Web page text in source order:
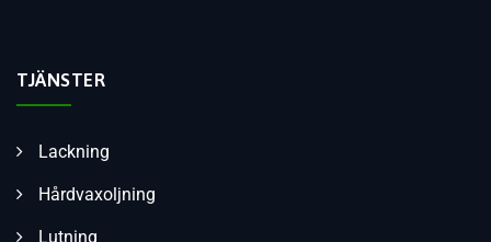
TJÄNSTER
Lackning
Hårdvaxoljning
Lutning